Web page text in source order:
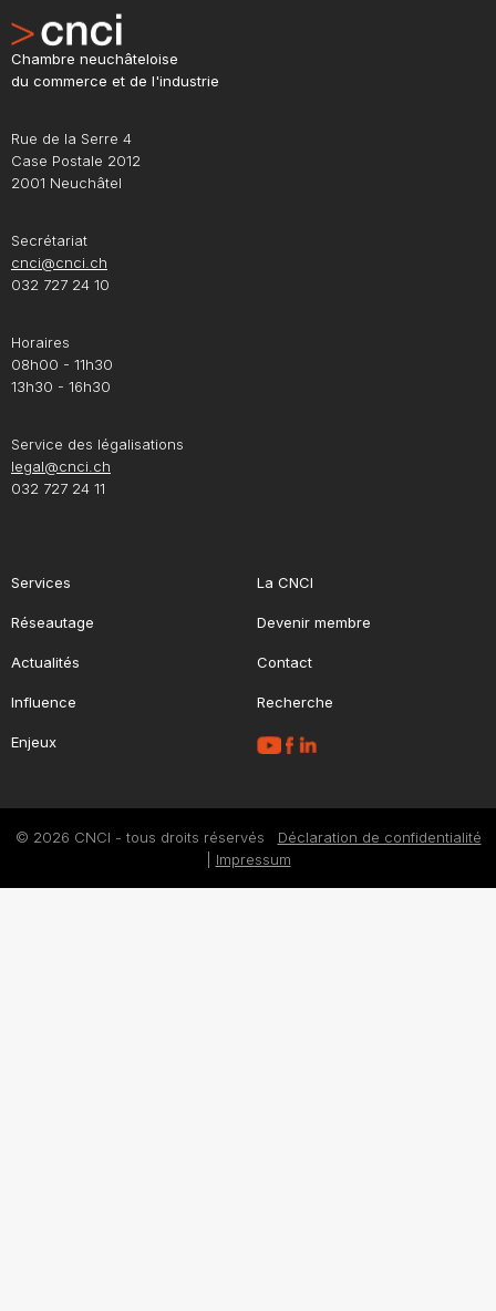
Chambre neuchâteloise
du commerce et de l'industrie
Rue de la Serre 4
Case Postale 2012
2001 Neuchâtel
Secrétariat
cnci@cnci.ch
032 727 24 10
Horaires
08h00 - 11h30
13h30 - 16h30
Service des légalisations
legal@cnci.ch
032 727 24 11
Services
Réseautage
Actualités
Influence
Enjeux
La CNCI
Devenir membre
Contact
Recherche
© 2026 CNCI - tous droits réservés Déclaration de confidentialité
Impressum